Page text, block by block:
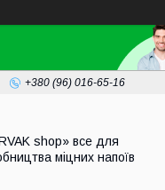
+380 (96) 016-65-16
shop» все для
міцних напоїв